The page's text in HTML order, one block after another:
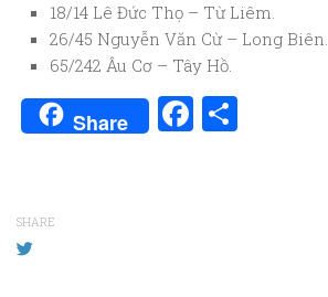
18/14 Lê Đức Thọ – Từ Liêm.
26/45 Nguyễn Văn Cừ – Long Biên.
65/242 Âu Cơ – Tây Hồ.
Share Facebook
SHARE